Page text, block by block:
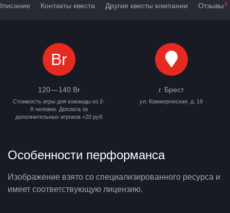
Контакты квеста Другие квесты компании Отзывы1
Br
120 — 140 Br
Стоимость игры для команды из 2-
8 человек. Доплата за
дополнительных игроков +20 руб
г. Брест
ул. Коммерческая, д. 19
Особенности перформанса
Изображение взято со специализированного ресурса и
имеет соответствующую лицензию.